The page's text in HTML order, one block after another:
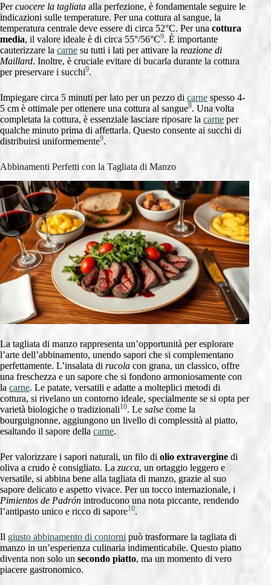
Percuocere la tagliata alla perfezione, è fondamentale seguire le
indicazioni sulle temperature. Per una cottura al sangue, la
temperatura centrale deve essere di circa 52°C. Per una cottura
media, il valore ideale è di circa 55°/56°C9. È importante
cauterizzare la carne su tutti i lati per attivare la reazione di
Maillard. Inoltre, è cruciale evitare di bucarla durante la cottura
per preservare i succhi9.
Impiegare circa 5 minuti per lato per un pezzo di carne spesso 4-
5 cm è ottimale per ottenere una cottura al sangue8. Una volta
completata la cottura, è essenziale lasciare riposare la carne per
qualche minuto prima di affettarla. Questo consente ai succhi di
distribuirsi uniformemente9.
Abbinamenti Perfetti con la Tagliata di Manzo
La tagliata di manzo rappresenta un’opportunità per esplorare
l’arte dell’abbinamento, unendo sapori che si complementano
perfettamente. L’insalata di rucola con grana, un classico, offre
una freschezza e un sapore che si fondono armoniosamente con
la carne. Le patate, versatili e adatte a molteplici metodi di
cottura, si rivelano un contorno ideale, specialmente se si opta per
varietà biologiche o tradizionali10. Le salse come la
bourguignonne, aggiungono un livello di complessità al piatto,
esaltando il sapore della carne.
Per valorizzare i sapori naturali, un filo di olio extravergine di
oliva a crudo è consigliato. La zucca, un ortaggio leggero e
versatile, si abbina bene alla tagliata di manzo, grazie al suo
sapore delicato e aspetto vivace. Per un tocco internazionale, i
Pimientos de Padrón introducono una nota piccante, rendendo
l’antipasto unico e ricco di sapore10.
Il giusto abbinamento di contorni può trasformare la tagliata di
manzo in un’esperienza culinaria indimenticabile. Questo piatto
diventa non solo un secondo piatto, ma un momento di vero
piacere gastronomico.